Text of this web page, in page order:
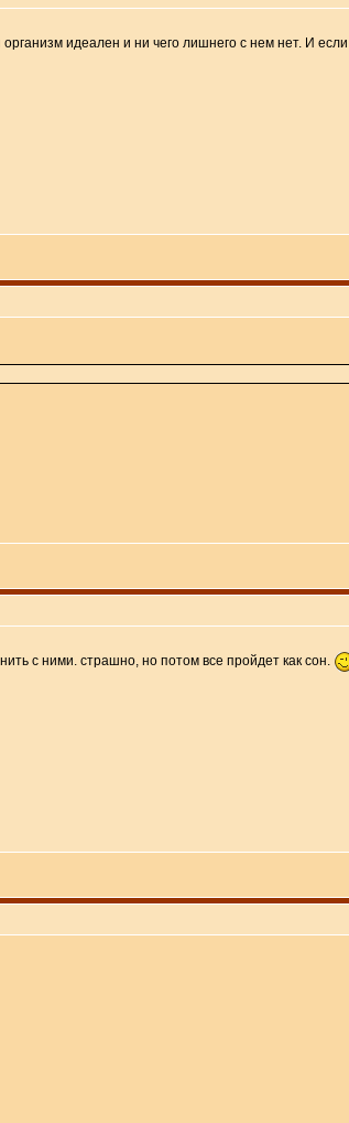
идеален и ни чего лишнего с нем нет. И
с ними. страшно, но потом все пройдет как сон.